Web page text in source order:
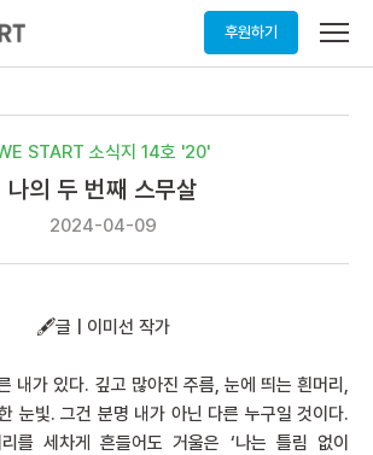
후원하기
메
열
START 소식지 14호 '20'
나의 두 번째 스무살
2024-04-09
🖋️글 | 이미선 작가
내가 있다. 깊고 많아진 주름, 눈에 띄는 흰머리,
눈빛. 그건 분명 내가 아닌 다른 누구일 것이다.
를 세차게 흔들어도 거울은 ‘나는 틀림 없이